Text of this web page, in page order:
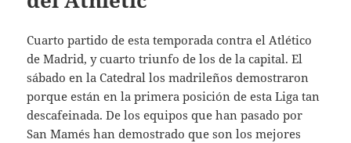
Cuarto partido de esta temporada contra el Atlético
de Madrid, y cuarto triunfo de los de la capital. El
sábado en la Catedral los madrileños demostraron
porque están en la primera posición de esta Liga tan
descafeinada. De los equipos que han pasado por
San Mamés han demostrado que son los mejores